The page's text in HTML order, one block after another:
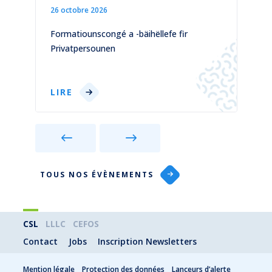
26 octobre 2026
Formatiounscongé a -bäihëllefe fir
Privatpersounen
LIRE
TOUS NOS ÉVÈNEMENTS
CSL LLLC
CEFOS
Contact
Jobs Inscription Newsletters
Mention légale Protection des données Lanceurs d’alerte